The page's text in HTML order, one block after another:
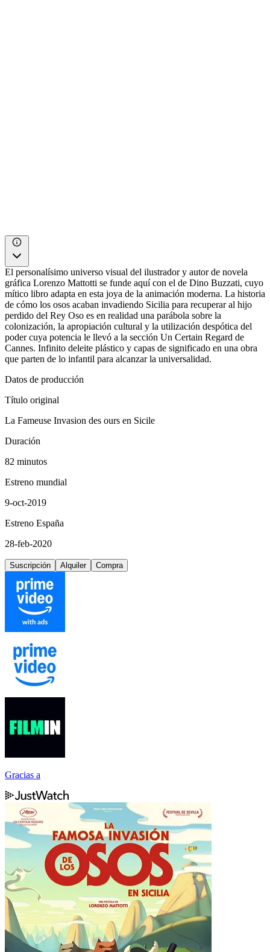
El personalísimo universo visual del ilustrador y autor de novela
gráfica Lorenzo Mattotti se funde aquí con el de Dino Buzzati, cuyo
mítico libro adapta en esta joya de la animación moderna. La historia
de cómo los osos acaban invadiendo Sicilia para recuperar al hijo
perdido del Rey Oso es en realidad una parábola sobre la
colonización, la apropiación cultural y la utilización despótica del
poder cuya potencia le llevó a la sección Un Certain Regard de
Cannes. Infinito deleite plástico y capas de significado en una obra
que parten de lo infantil para alcanzar la universalidad.
Datos de producción
Título original
La Fameuse Invasion des ours en Sicile
Duración
82 minutos
Estreno mundial
9-oct-2019
Estreno España
28-feb-2020
Suscripción Alquiler Compra
Gracias a